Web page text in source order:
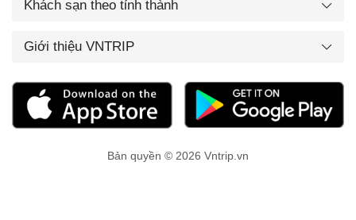
Khách sạn theo tỉnh thành
Giới thiệu VNTRIP
Bản quyền © 2026 Vntrip.vn